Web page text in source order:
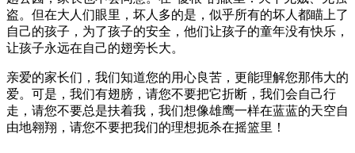
盗。但在大人们眼里，坏人多的是，似乎所有的坏人都瞄上了
自己的孩子，为了孩子的安全，他们让孩子的童年没有快乐，
让孩子永远在自己的翅旁长大。
亲爱的家长们，我们知道您的用心良苦，更能理解您那伟大的
爱。可是，我们有翅膀，请您不要把它折断，我们会自己行
走，请您不要总是扶着我，我们想像雄鹰一样在蓝蓝的天空自
由地翱翔，请您不要把我们的理想扼杀在摇篮里！